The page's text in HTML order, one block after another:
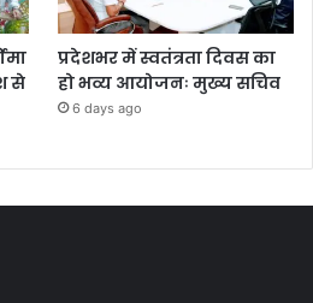
से
प्रदेशभर में स्वतंत्रता दिवस का
हो भव्य आयोजनः मुख्य सचिव
6 days ago